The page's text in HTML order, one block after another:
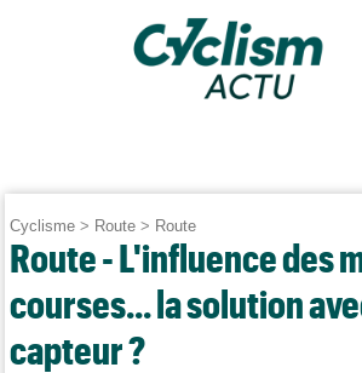
Cyclisme > Route > Route
Route - L'influence des
courses... la solution
capteur ?